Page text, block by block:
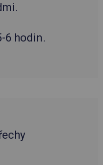
6 hodin.